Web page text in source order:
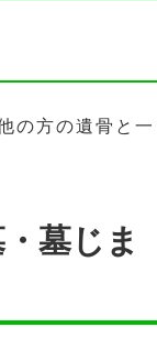
の方の遺骨と一
墓じま